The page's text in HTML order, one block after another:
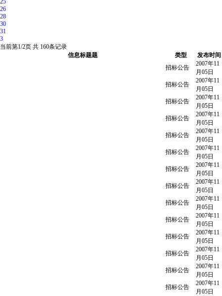
25
26
28
30
31
3
当前第1/2页 共 160条记录
信息标题题
类型
发布时间
招标公告
2007年11
月05日
招标公告
2007年11
月05日
招标公告
2007年11
月05日
招标公告
2007年11
月05日
招标公告
2007年11
月05日
招标公告
2007年11
月05日
招标公告
2007年11
月05日
招标公告
2007年11
月05日
招标公告
2007年11
月05日
招标公告
2007年11
月05日
招标公告
2007年11
月05日
招标公告
2007年11
月05日
招标公告
2007年11
月05日
招标公告
2007年11
月05日